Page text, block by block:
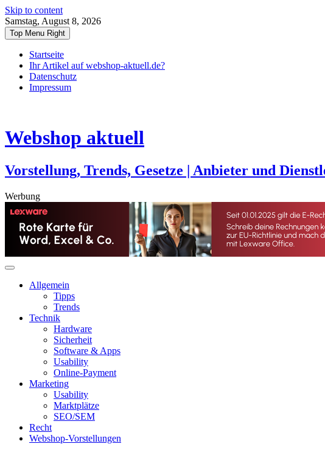
Skip to content
Samstag, August 8, 2026
Top Menu Right
Startseite
Ihr Artikel auf webshop-aktuell.de?
Datenschutz
Impressum
Webshop aktuell
Vorstellung, Trends, Gesetze | Anbieter und
Werbung
Allgemein
Tipps
Trends
Technik
Hardware
Sicherheit
Software & Apps
Usability
Online-Payment
Marketing
Usability
Marktplätze
SEO/SEM
Recht
Webshop-Vorstellungen